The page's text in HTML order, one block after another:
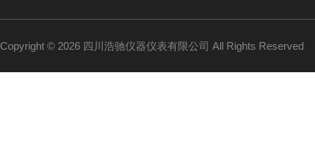
Copyright © 2026 四川浩驰仪器仪表有限公司 All Rights Reserved